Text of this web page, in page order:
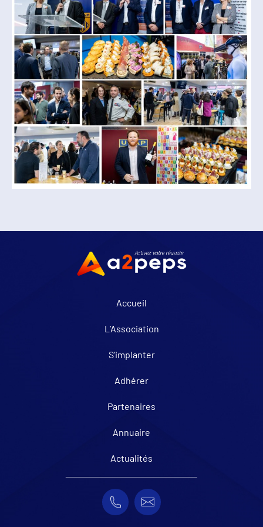
Accueil
L’Association
S’implanter
Adhérer
Partenaires
Annuaire
Actualités